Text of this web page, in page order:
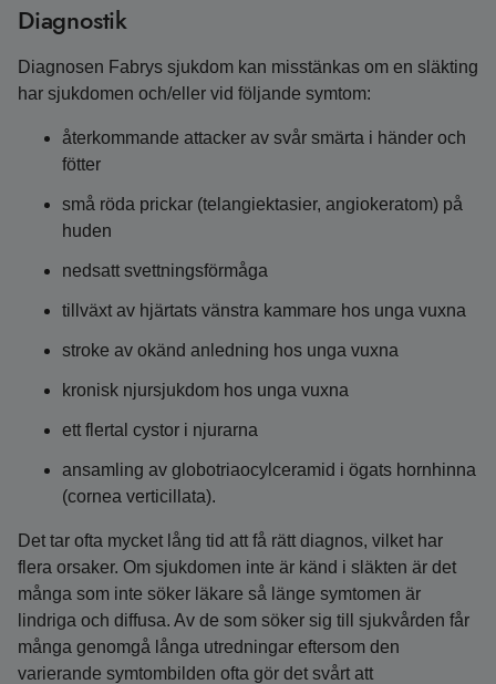
Diagnostik
Diagnosen Fabrys sjukdom kan misstänkas om en släkting
har sjukdomen och/eller vid följande symtom:
återkommande attacker av svår smärta i händer och
fötter
små röda prickar (telangiektasier, angiokeratom) på
huden
nedsatt svettningsförmåga
tillväxt av hjärtats vänstra kammare hos unga vuxna
stroke av okänd anledning hos unga vuxna
kronisk njursjukdom hos unga vuxna
ett flertal cystor i njurarna
ansamling av globotriaocylceramid i ögats hornhinna
(cornea verticillata).
Det tar ofta mycket lång tid att få rätt diagnos, vilket har
flera orsaker. Om sjukdomen inte är känd i släkten är det
många som inte söker läkare så länge symtomen är
lindriga och diffusa. Av de som söker sig till sjukvården får
många genomgå långa utredningar eftersom den
varierande symtombilden ofta gör det svårt att